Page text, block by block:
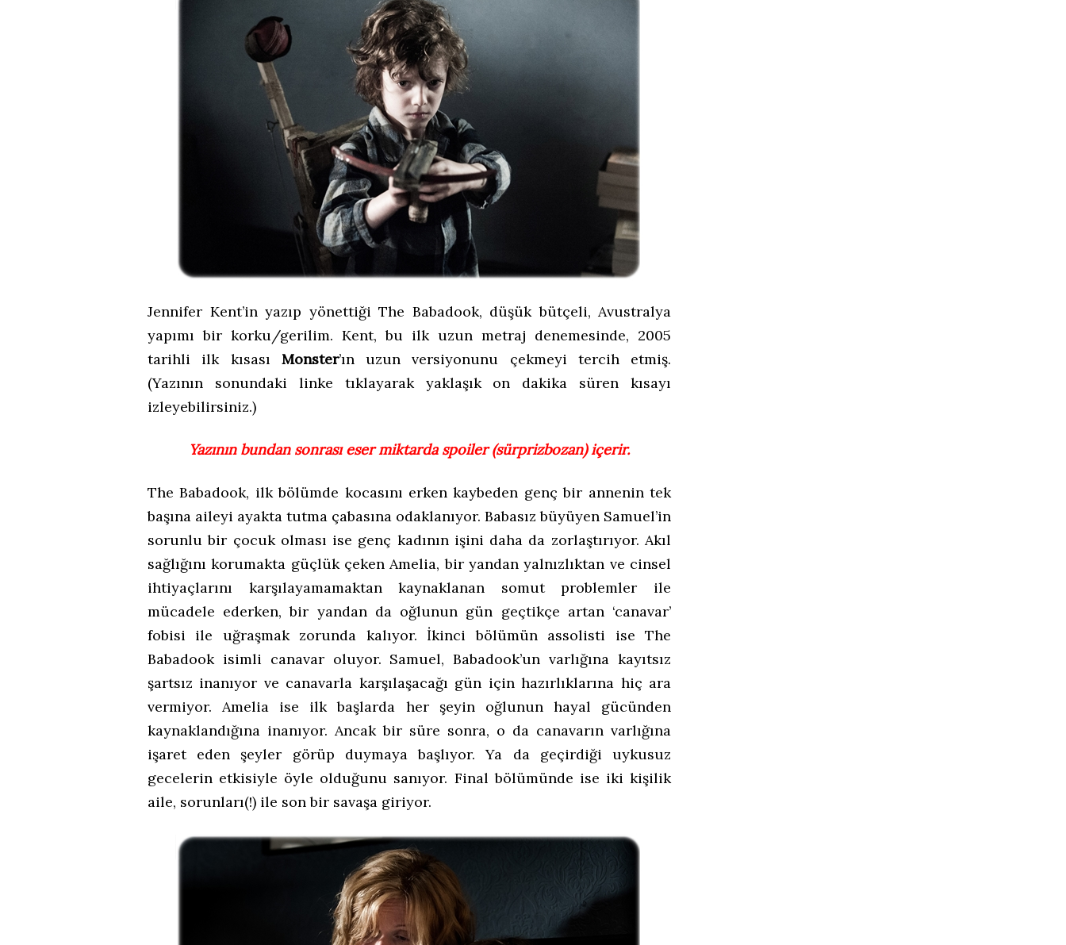
Jennifer Kent’in yazıp yönettiği The Babadook, düşük bütçeli, Avustralya
yapımı bir korku/gerilim. Kent, bu ilk uzun metraj denemesinde, 2005
tarihli ilk kısası Monster’ın uzun versiyonunu çekmeyi tercih etmiş.
(Yazının sonundaki linke tıklayarak yaklaşık on dakika süren kısayı
izleyebilirsiniz.)
Yazının bundan sonrası eser miktarda spoiler (sürprizbozan) içerir.
The Babadook, ilk bölümde kocasını erken kaybeden genç bir annenin tek
başına aileyi ayakta tutma çabasına odaklanıyor. Babasız büyüyen Samuel’in
sorunlu bir çocuk olması ise genç kadının işini daha da zorlaştırıyor. Akıl
sağlığını korumakta güçlük çeken Amelia, bir yandan yalnızlıktan ve cinsel
ihtiyaçlarını karşılayamamaktan kaynaklanan somut problemler ile
mücadele ederken, bir yandan da oğlunun gün geçtikçe artan ‘canavar’
fobisi ile uğraşmak zorunda kalıyor. İkinci bölümün assolisti ise The
Babadook isimli canavar oluyor. Samuel, Babadook’un varlığına kayıtsız
şartsız inanıyor ve canavarla karşılaşacağı gün için hazırlıklarına hiç ara
vermiyor. Amelia ise ilk başlarda her şeyin oğlunun hayal gücünden
kaynaklandığına inanıyor. Ancak bir süre sonra, o da canavarın varlığına
işaret eden şeyler görüp duymaya başlıyor. Ya da geçirdiği uykusuz
gecelerin etkisiyle öyle olduğunu sanıyor. Final bölümünde ise iki kişilik
aile, sorunları(!) ile son bir savaşa giriyor.